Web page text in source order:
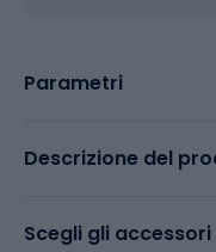
Parametri
Descrizione del
Scegli gli